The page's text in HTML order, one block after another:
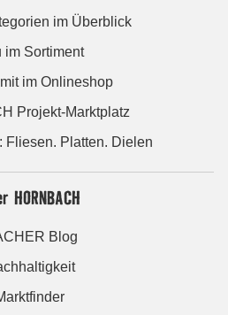
im Überblick
im Sortiment
im Onlineshop
Projekt-Marktplatz
Fliesen. Platten. Dielen
HORNBACH
Blog